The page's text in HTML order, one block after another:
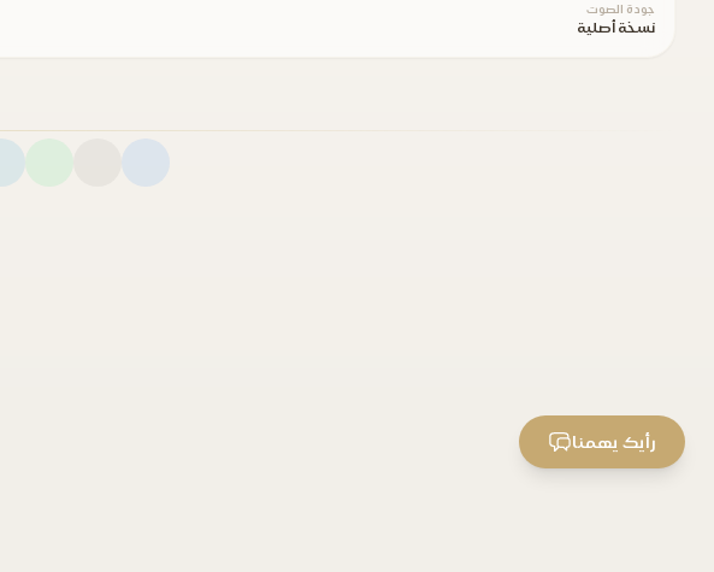
جودة الصوت
نسخة أصلية
رأيك يهمنا